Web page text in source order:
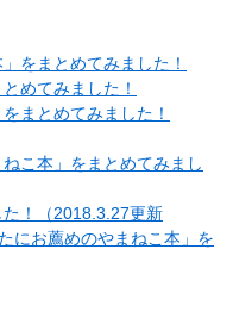
をまとめてみました！
めてみました！
まとめてみました！
こ本」をまとめてみまし
た！（2018.3.27更新
にお薦めのやまねこ本」を